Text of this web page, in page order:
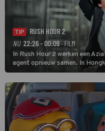
TIP
RUSH HOUR 2
NU 22:26 - 00:09· FILM
In Rush Hour 2 werken een
agent opnieuw samen. In
een bende die met vals geld